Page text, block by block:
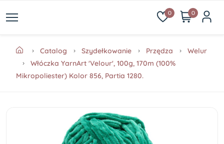
0 0
Catalog Szydełkowanie Przędza
Welur
Włóczka YarnArt 'Velour', 100g, 170m (100%
Mikropoliester) Kolor 856, Partia 1280.